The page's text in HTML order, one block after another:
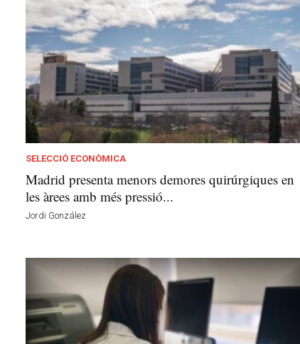
SELECCIÓ ECONÒMICA
Madrid presenta menors demores quirúrgiques en
les àrees amb més pressió...
Jordi González